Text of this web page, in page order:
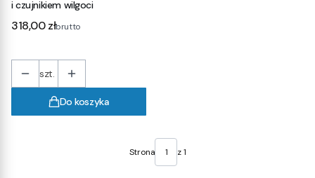
i czujnikiem wilgoci
Cena
318,00 złbrutto
szt.
Do koszyka
Strona z 1